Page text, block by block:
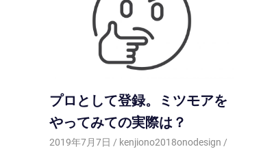
プロとして登録。ミツモアを
やってみての実際は？
2019年7月7日
kenjiono2018onodesign